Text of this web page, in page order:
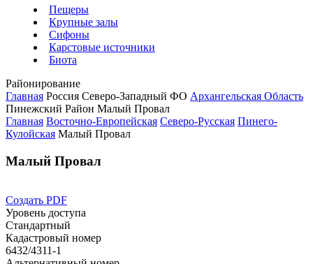
Пещеры
Крупные залы
Сифоны
Карстовые источники
Биота
Районирование
Главная Россия Северо-Западный ФО Архангельская Область
Пинежский Район Малый Провал
Главная Восточно-Европейская Северо-Русская Пинего-
Кулойская Малый Провал
Малый Провал
Создать PDF
Уровень доступа
Стандартный
Кадастровый номер
6432/4311-1